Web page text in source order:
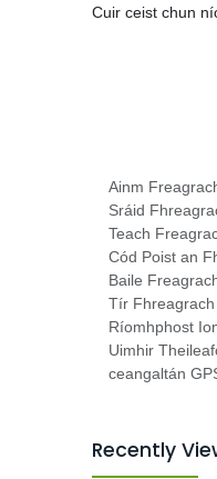
Cuir ceist chun
Ainm
Sráid
Teach
Cód Poist an
Baile
Tír Fhreagrach
Ríomhphost
Uimhir
ceangaltán
Recently